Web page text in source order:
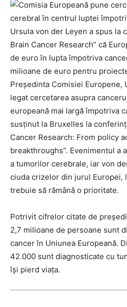
Ursula von der Leyen a spus la
Brain Cancer Research” că
de euro în lupta împotriva
milioane de euro pentru
Președinta Comisiei Europene,
legat cercetarea asupra
europeană mai largă împotriva
susținut la Bruxelles la
Cancer Research: From policy
breakthroughs”. Evenimentul a
a tumorilor cerebrale, iar von
ciuda crizelor din jurul Europei,
trebuie să rămână o prioritate.
Potrivit cifrelor citate de
2,7 milioane de persoane sunt
cancer în Uniunea Europeană.
42.000 sunt diagnosticate cu
își pierd viața.